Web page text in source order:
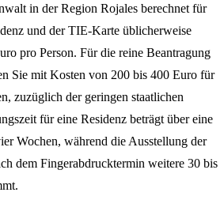
in der Region Rojales berechnet für
und der TIE-Karte üblicherweise
pro Person. Für die reine Beantragung
Sie mit Kosten von 200 bis 400 Euro für
zuzüglich der geringen staatlichen
für eine Residenz beträgt über eine
Wochen, während die Ausstellung der
dem Fingerabdrucktermin weitere 30 bis